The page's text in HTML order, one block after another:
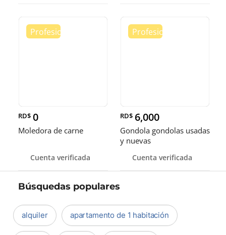
RD$ 0
Moledora de carne
Cuenta verificada
RD$ 6,000
Gondola gondolas usadas
y nuevas
Cuenta verificada
Búsquedas populares
alquiler apartamento de 1 habitación